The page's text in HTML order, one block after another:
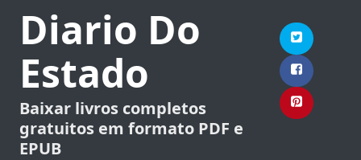
Diario Do
Estado
Baixar livros completos
gratuitos em formato PDF e
EPUB